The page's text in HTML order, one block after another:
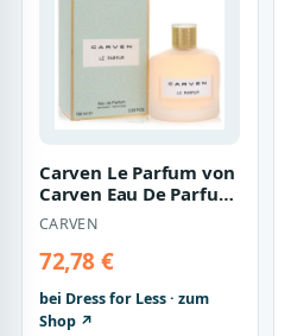
Carven Le Parfum von
Carven Eau De Parfum
Spray 100 ml für
Damen
CARVEN
72,78 €
bei Dress for Less · zum
Shop ↗